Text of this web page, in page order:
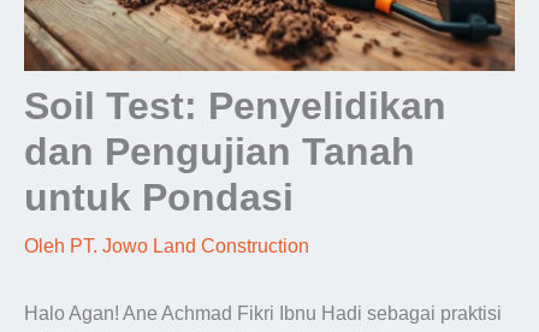
Soil Test: Penyelidikan
dan Pengujian Tanah
untuk Pondasi
Oleh PT. Jowo Land Construction
Halo Agan! Ane Achmad Fikri Ibnu Hadi sebagai praktisi